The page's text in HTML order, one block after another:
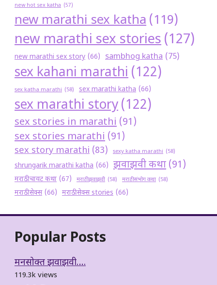
new hot sex katha (57)
new marathi sex katha (119)
new marathi sex stories(127)
new marathi sex story (66) sambhog katha (75)
sex kahani marathi (122)
sex katha marathi (58) sex marathi katha (66)
sex marathi story (122)
sex stories in marathi (91)
sex stories marathi (91)
sex story marathi (83) sexy katha marathi (58)
shrungarik marathi katha (66) झवाझवी कथा (91)
मराठी चावट कथा (67) मराठी झवाझवी (58) मराठी संभोग कथा (58)
मराठी सेक्स (66) मराठी सेक्स stories (66)
Popular Posts
मनसोक्त झवाझवी….
119.3k views